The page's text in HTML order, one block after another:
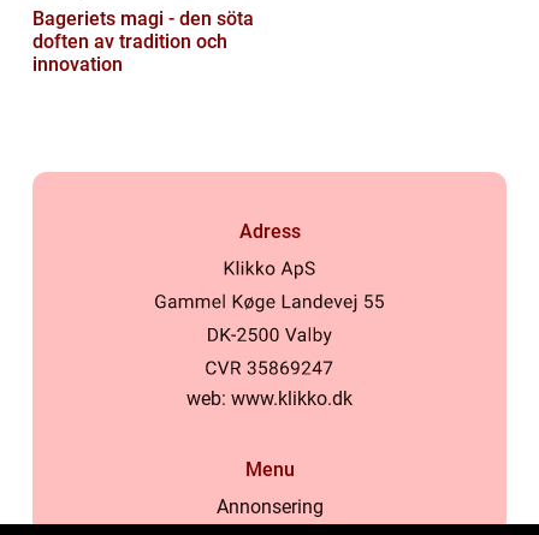
Bageriets magi - den söta
doften av tradition och
innovation
Adress
web: www.klikko.dk
Menu
Annonsering